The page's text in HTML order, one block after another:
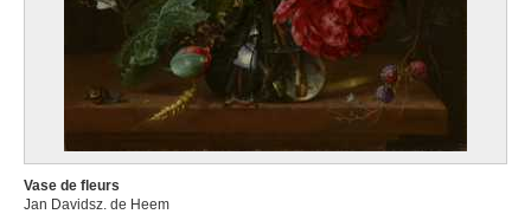
Vase de fleurs
Jan Davidsz. de Heem